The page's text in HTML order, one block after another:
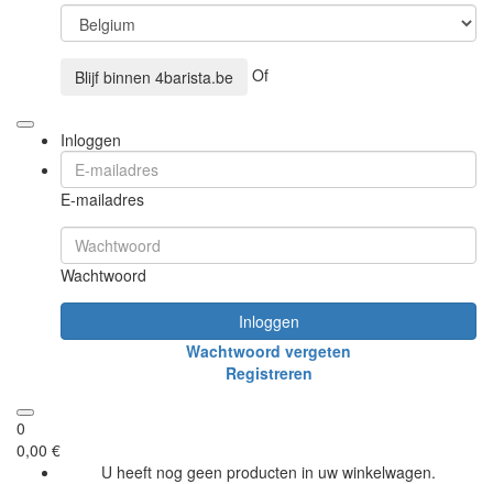
Blijf binnen 4barista.be Of
Inloggen
E-mailadres
Wachtwoord
Inloggen
Wachtwoord vergeten
Registreren
0
0,00 €
U heeft nog geen producten in uw winkelwagen.